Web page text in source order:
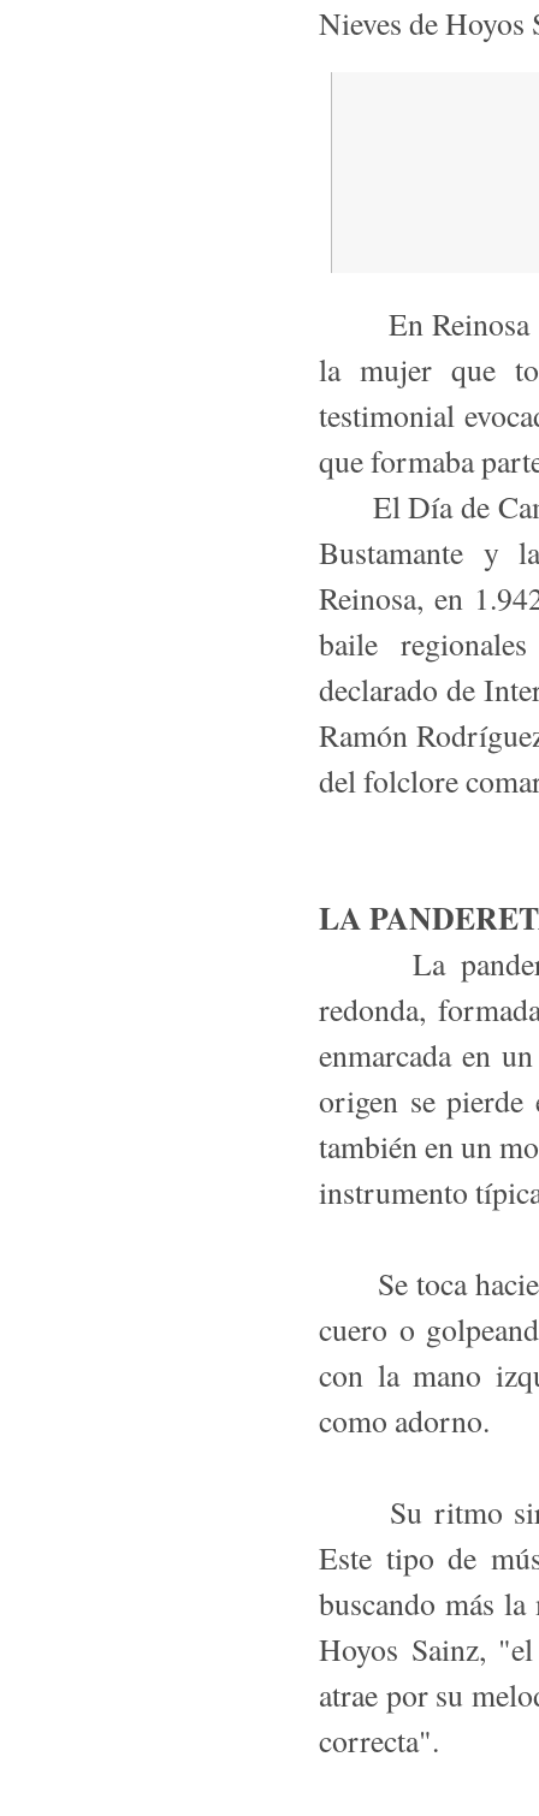
Nieves de Hoyos
En Reinosa y
la mujer que
testimonial
que formaba
El Día de
Bustamante y
Reinosa, en
baile
declarado de
Ramón
del folclore
LA
La
redonda,
enmarcada en
origen se pierde
también en un
instrumento
Se toca
cuero o
con la mano
como adorno.
Su ritmo
Este tipo de
buscando más
Hoyos Sainz,
atrae por su
correcta".